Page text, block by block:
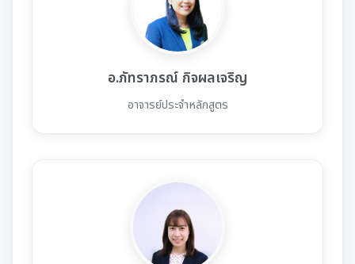
อ.ภัทราภรณ์ กิจผลเจริญ
อาจารย์ประจำหลักสูตร